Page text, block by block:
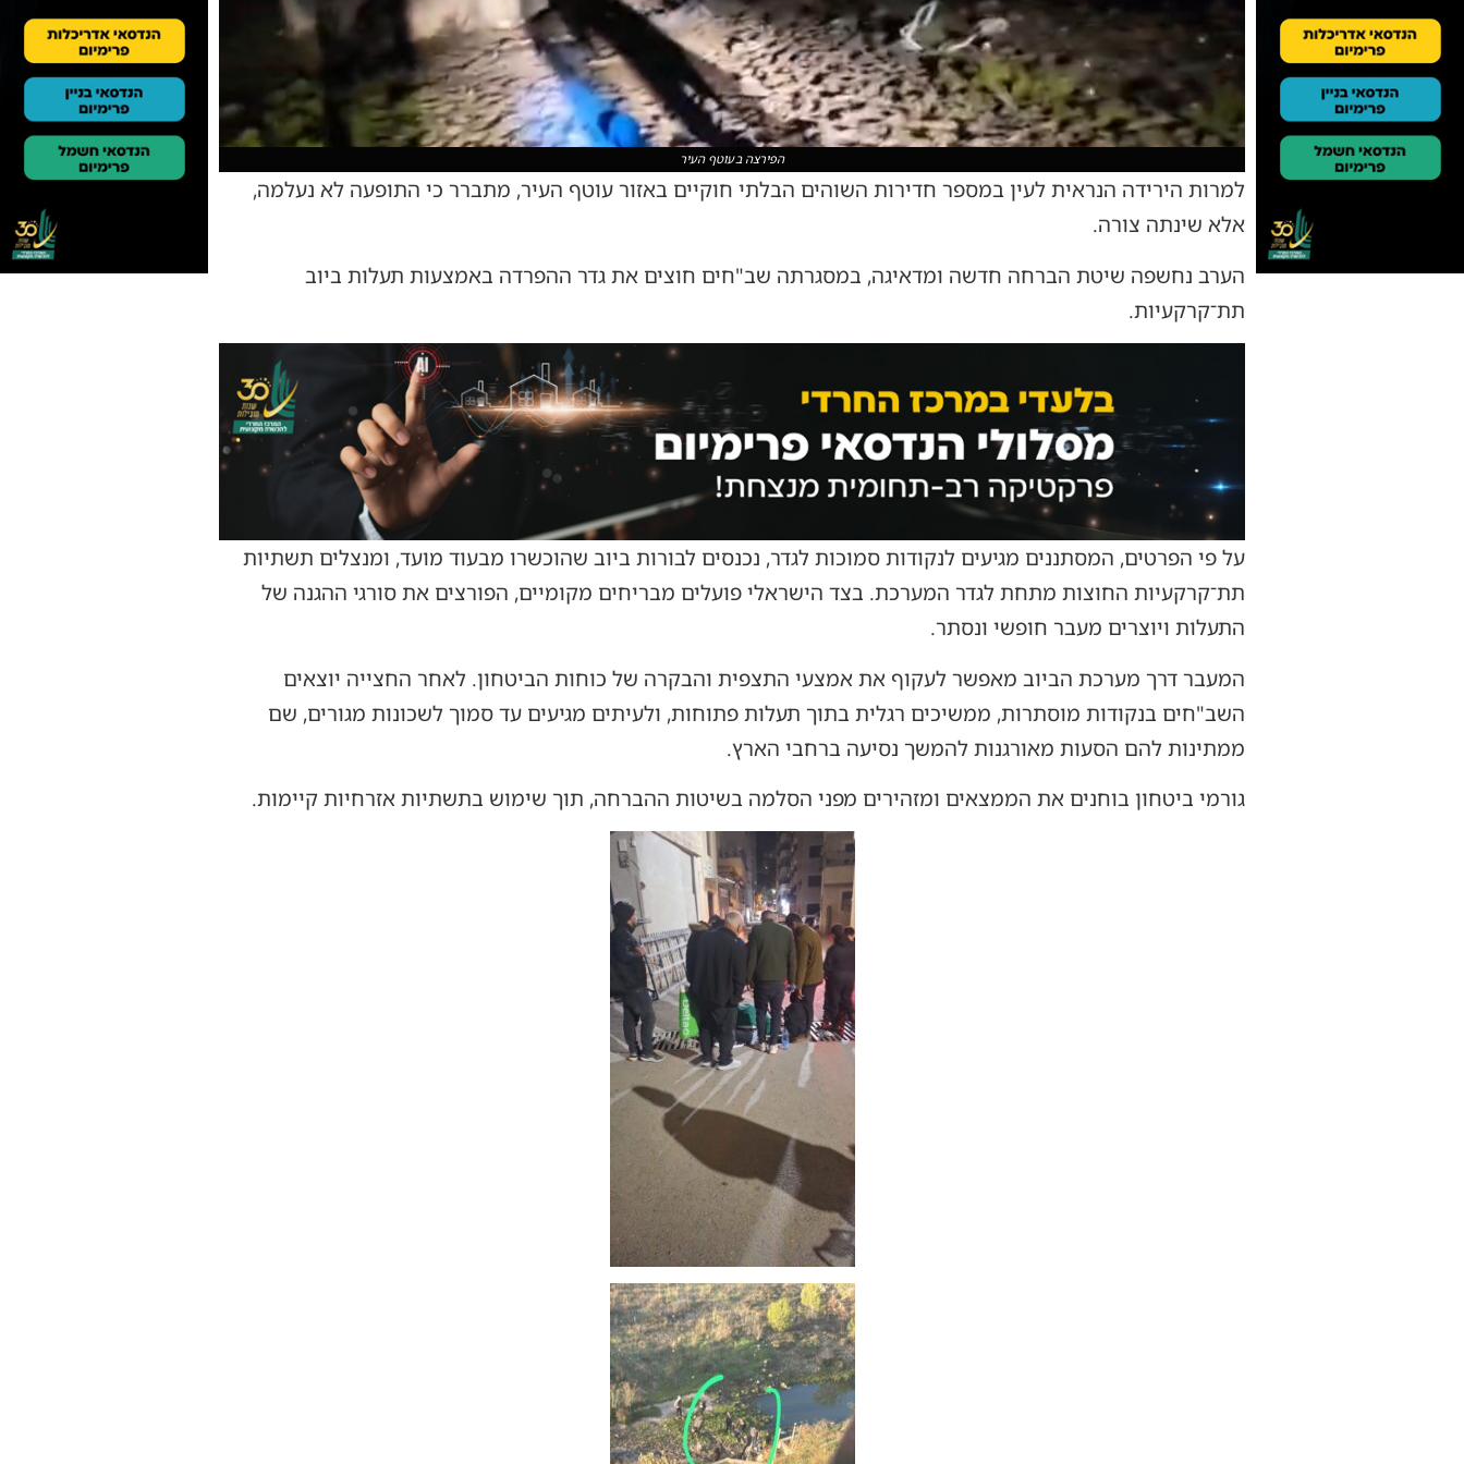
הפירצה בעוטף העיר
למרות הירידה הנראית לעין במספר חדירות השוהים הבלתי חוקיים באזור עוטף העיר, מתברר כי התופעה לא נעלמה,
אלא שינתה צורה.
הערב נחשפה שיטת הברחה חדשה ומדאיגה, במסגרתה שב"חים חוצים את גדר ההפרדה באמצעות תעלות ביוב
תת־קרקעיות.
על פי הפרטים, המסתננים מגיעים לנקודות סמוכות לגדר, נכנסים לבורות ביוב שהוכשרו מבעוד מועד, ומנצלים תשתיות
תת־קרקעיות החוצות מתחת לגדר המערכת. בצד הישראלי פועלים מבריחים מקומיים, הפורצים את סורגי ההגנה של
התעלות ויוצרים מעבר חופשי ונסתר.
המעבר דרך מערכת הביוב מאפשר לעקוף את אמצעי התצפית והבקרה של כוחות הביטחון. לאחר החצייה יוצאים
השב"חים בנקודות מוסתרות, ממשיכים רגלית בתוך תעלות פתוחות, ולעיתים מגיעים עד סמוך לשכונות מגורים, שם
ממתינות להם הסעות מאורגנות להמשך נסיעה ברחבי הארץ.
גורמי ביטחון בוחנים את הממצאים ומזהירים מפני הסלמה בשיטות ההברחה, תוך שימוש בתשתיות אזרחיות קיימות.